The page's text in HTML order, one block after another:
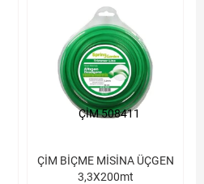
ÇİM BİÇME MİSİNA ÜÇGEN
3,3X200mt
ÇİM 508411